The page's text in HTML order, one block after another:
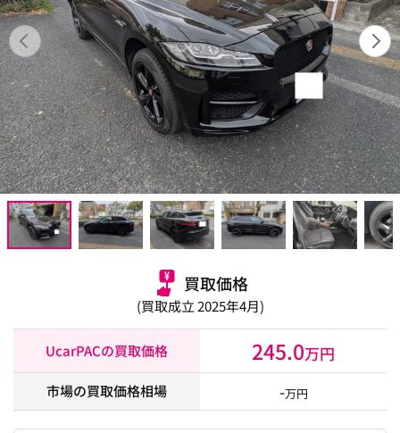
買取価格
(買取成立 2025年4月)
UcarPACの買取価格 245.0万円
市場の買取価格相場 -万円